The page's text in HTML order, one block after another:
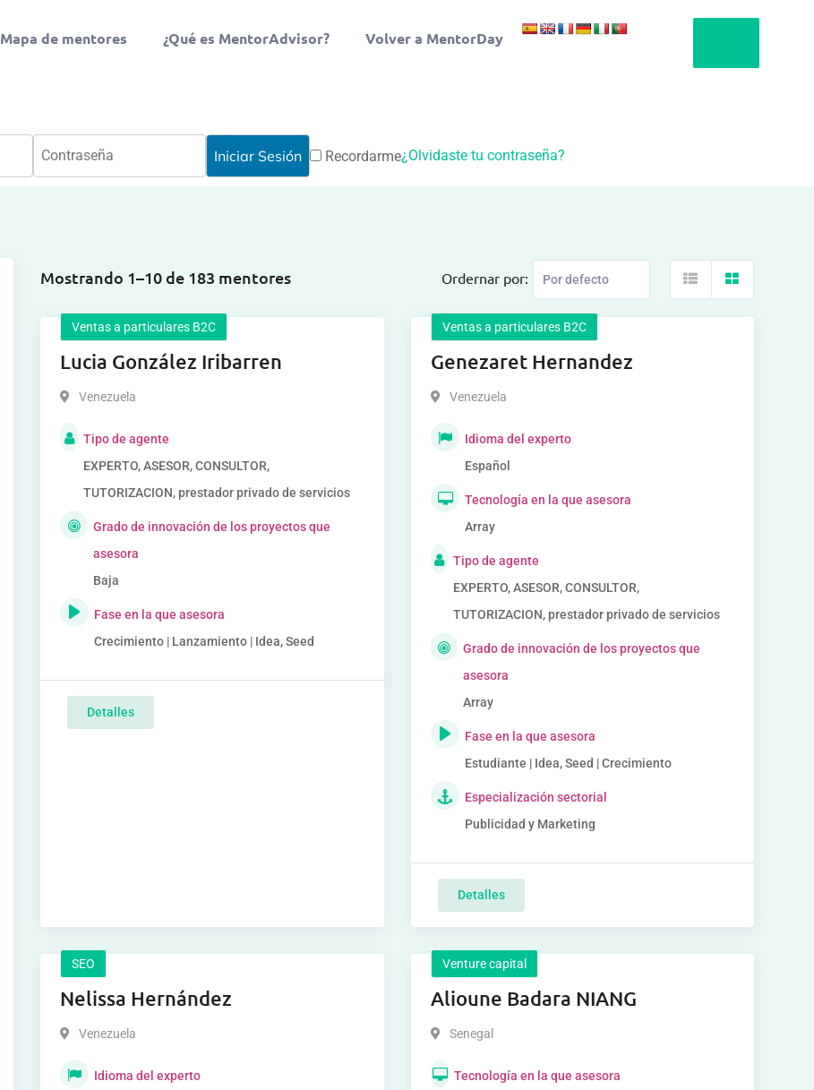
Mapa de mentores ¿Qué es MentorAdvisor? Volver a MentorDay
Recordarme¿Olvidaste tu contraseña?
Mostrando 1–10 de 183 mentores Ordernar por:
Ventas a particulares B2C
Lucia González Iribarren
Venezuela
Tipo de agente
EXPERTO, ASESOR, CONSULTOR,
TUTORIZACION, prestador privado de servicios
Grado de innovación de los proyectos que
asesora
Baja
Fase en la que asesora
Crecimiento | Lanzamiento | Idea, Seed
Detalles
Ventas a particulares B2C
Genezaret Hernandez
Venezuela
Idioma del experto
Español
Tecnología en la que asesora
Array
Tipo de agente
EXPERTO, ASESOR, CONSULTOR,
TUTORIZACION, prestador privado de servicios
Grado de innovación de los proyectos que
asesora
Array
Fase en la que asesora
Estudiante | Idea, Seed | Crecimiento
Especialización sectorial
Publicidad y Marketing
Detalles
SEO
Nelissa Hernández
Venezuela
Idioma del experto
Venture capital
Alioune Badara NIANG
Senegal
Tecnología en la que asesora